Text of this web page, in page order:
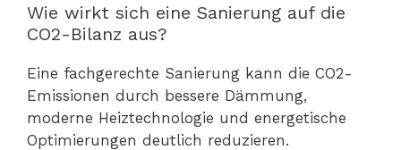
Wie wirkt sich eine Sanierung auf die
CO2-Bilanz aus?
Eine fachgerechte Sanierung kann die CO2-
Emissionen durch bessere Dämmung,
moderne Heiztechnologie und energetische
Optimierungen deutlich reduzieren.